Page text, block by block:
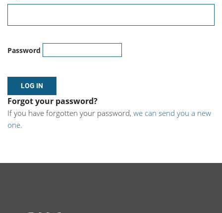
Password
Forgot your password?
If you have forgotten your password, we can send you a new
one.